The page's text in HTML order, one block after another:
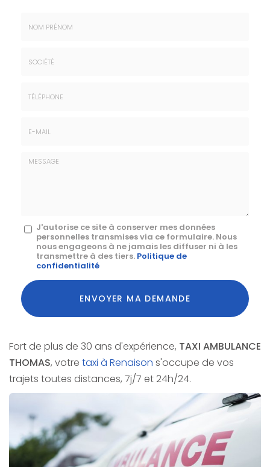
Message
J'autorise ce site à conserver mes données
personnelles transmises via ce formulaire. Nous
nous engageons à ne jamais les diffuser ni à les
transmettre à des tiers. Politique de
confidentialité
Acceptation
RGPD
*
ENVOYER MA DEMANDE
Fort de plus de 30 ans d'expérience, TAXI AMBULANCE
THOMAS, votre taxi à Renaison s'occupe de vos
trajets toutes distances, 7j/7 et 24h/24.